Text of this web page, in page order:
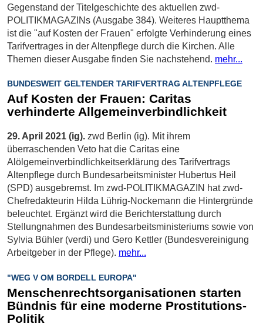
Gegenstand der Titelgeschichte des aktuellen zwd-
POLITIKMAGAZINs (Ausgabe 384). Weiteres Hauptthema
ist die "auf Kosten der Frauen" erfolgte Verhinderung eines
Tarifvertrages in der Altenpflege durch die Kirchen. Alle
Themen dieser Ausgabe finden Sie nachstehend. mehr...
BUNDESWEIT GELTENDER TARIFVERTRAG ALTENPFLEGE
Auf Kosten der Frauen: Caritas
verhinderte Allgemeinverbindlichkeit
29. April 2021 (ig). zwd Berlin (ig). Mit ihrem
überraschenden Veto hat die Caritas eine
Alölgemeinverbindlichkeitserklärung des Tarifvertrags
Altenpflege durch Bundesarbeitsminister Hubertus Heil
(SPD) ausgebremst. Im zwd-POLITIKMAGAZIN hat zwd-
Chefredakteurin Hilda Lührig-Nockemann die Hintergründe
beleuchtet. Ergänzt wird die Berichterstattung durch
Stellungnahmen des Bundesarbeitsministeriums sowie von
Sylvia Bühler (verdi) und Gero Kettler (Bundesvereinigung
Arbeitgeber in der Pflege). mehr...
"WEG V OM BORDELL EUROPA"
Menschenrechtsorganisationen starten
Bündnis für eine moderne Prostitutions-
Politik